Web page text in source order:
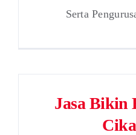
Serta
Jasa Bikin